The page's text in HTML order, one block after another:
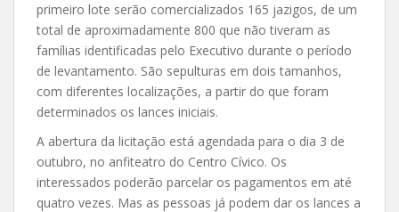
primeiro lote serão comercializados 165 jazigos, de um
total de aproximadamente 800 que não tiveram as
famílias identificadas pelo Executivo durante o período
de levantamento. São sepulturas em dois tamanhos,
com diferentes localizações, a partir do que foram
determinados os lances iniciais.
A abertura da licitação está agendada para o dia 3 de
outubro, no anfiteatro do Centro Cívico. Os
interessados poderão parcelar os pagamentos em até
quatro vezes. Mas as pessoas já podem dar os lances a